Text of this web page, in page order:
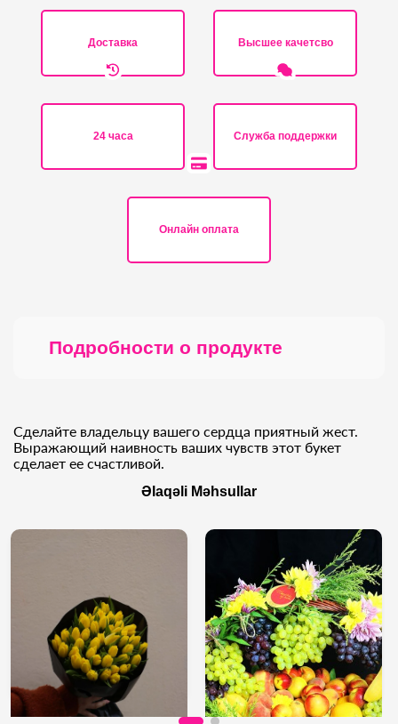
Доставка Высшее качетсво
24 часа Служба поддержки
Онлайн оплата
Подробности о продукте
Сделайте владельцу вашего сердца приятный жест.
Выражающий наивность ваших чувств этот букет
сделает ее счастливой.
Əlaqəli Məhsullar